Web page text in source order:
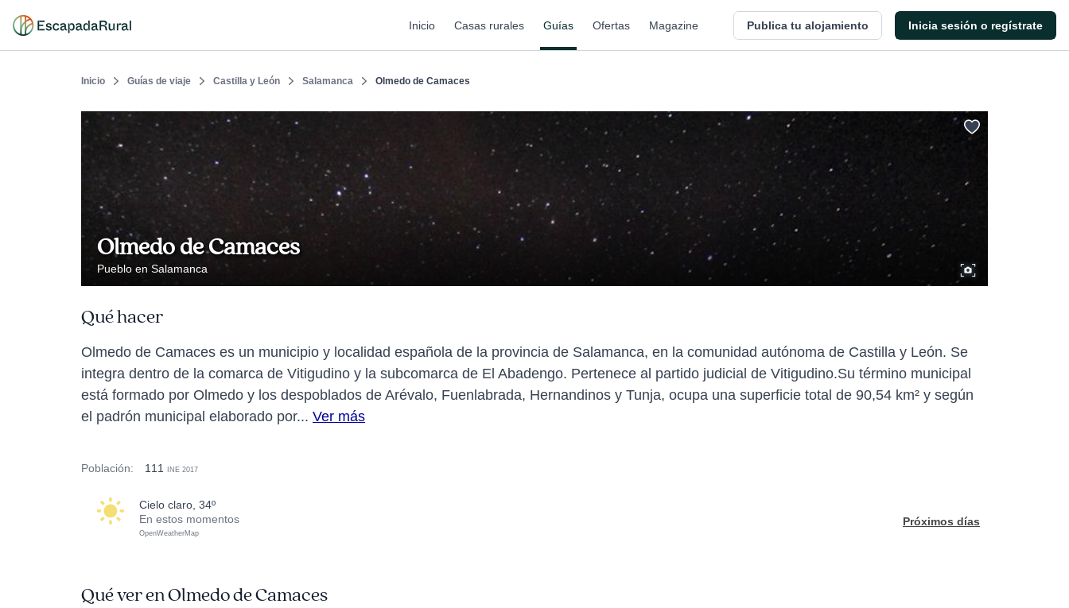
Inicio Casas rurales Guías Ofertas Magazine Publica tu alojamiento Inicia sesión o regístrate
Inicio Guías de viaje Castilla y León Salamanca Olmedo de Camaces
Olmedo de Camaces
Pueblo en Salamanca
Qué hacer
Olmedo de Camaces es un municipio y localidad española de la provincia de Salamanca, en la comunidad autónoma de Castilla y León. Se
integra dentro de la comarca de Vitigudino y la subcomarca de El Abadengo. Pertenece al partido judicial de Vitigudino.Su término municipal
está formado por Olmedo y los despoblados de Arévalo, Fuenlabrada, Hernandinos y Tunja, ocupa una superficie total de 90,54 km² y según
el padrón municipal elaborado por... Ver más
Población: 111 INE 2017
cielo claro, 34º
En estos momentos
OpenWeatherMap
Próximos días
Qué ver en Olmedo de Camaces